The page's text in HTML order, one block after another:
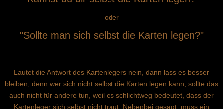
oder
"Sollte man sich selbst die Karten legen?"
Lautet die Antwort des Kartenlegers nein, dann lass es besser
bleiben, denn wer sich nicht selbst die Karten legen kann, sollte das
auch nicht für andere tun, weil es schlichtweg bedeutet, dass der
Kartenleger sich selbst nicht traut. Nebenbei gesagt, muss ein